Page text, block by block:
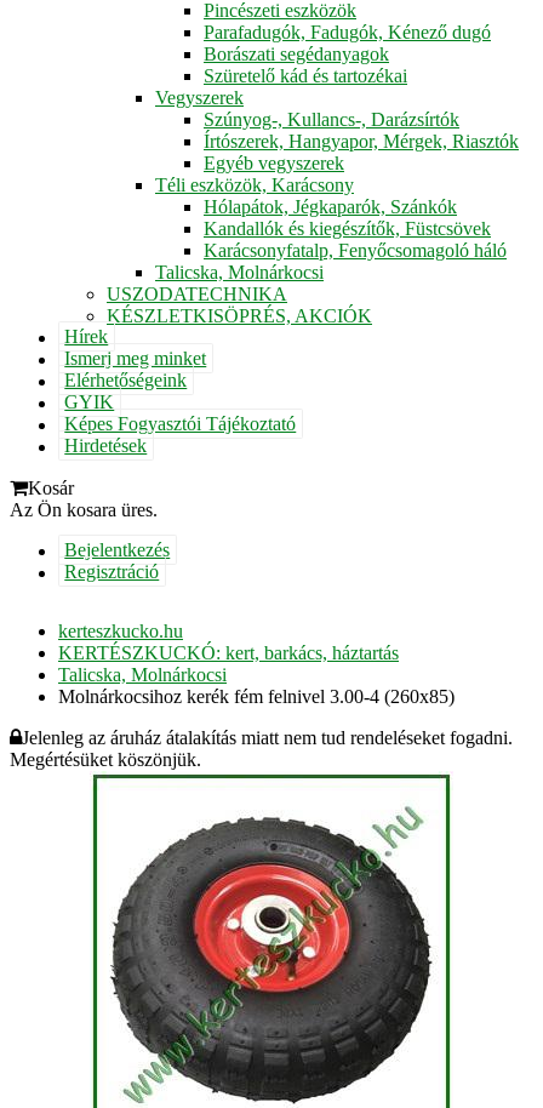
Pincészeti eszközök
Parafadugók, Fadugók, Kénező dugó
Borászati segédanyagok
Szüretelő kád és tartozékai
Vegyszerek
Szúnyog-, Kullancs-, Darázsírtók
Írtószerek, Hangyapor, Mérgek, Riasztók
Egyéb vegyszerek
Téli eszközök, Karácsony
Hólapátok, Jégkaparók, Szánkók
Kandallók és kiegészítők, Füstcsövek
Karácsonyfatalp, Fenyőcsomagoló háló
Talicska, Molnárkocsi
USZODATECHNIKA
KÉSZLETKISÖPRÉS, AKCIÓK
Hírek
Ismerj meg minket
Elérhetőségeink
GYIK
Képes Fogyasztói Tájékoztató
Hirdetések
Kosár
Az Ön kosara üres.
Bejelentkezés
Regisztráció
kerteszkucko.hu
KERTÉSZKUCKÓ: kert, barkács, háztartás
Talicska, Molnárkocsi
Molnárkocsihoz kerék fém felnivel 3.00-4 (260x85)
Jelenleg az áruház átalakítás miatt nem tud rendeléseket fogadni.
Megértésüket köszönjük.